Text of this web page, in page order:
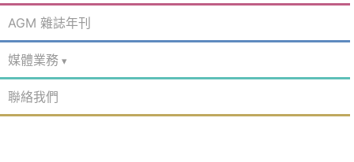
AGM 雜誌年刊
媒體業務
聯絡我們